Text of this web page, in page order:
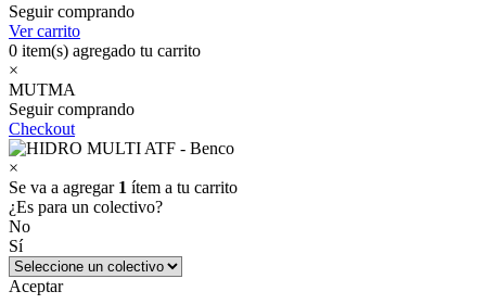
Seguir comprando
Ver carrito
0 item(s) agregado tu carrito
×
MUTMA
Seguir comprando
Checkout
×
Se va a agregar 1 ítem a tu carrito
¿Es para un colectivo?
No
Sí
Aceptar